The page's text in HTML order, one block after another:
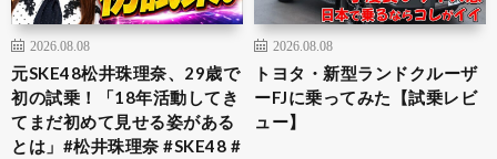
2026.08.08
元SKE48松井珠理奈、29歳で
初の試乗！「18年活動してき
てまだ初めて見せる姿がある
とは」#松井珠理奈 #SKE48 #
2026.08.08
トヨタ・新型ランドクルーザ
ーFJに乗ってみた【試乗レビ
ュー】